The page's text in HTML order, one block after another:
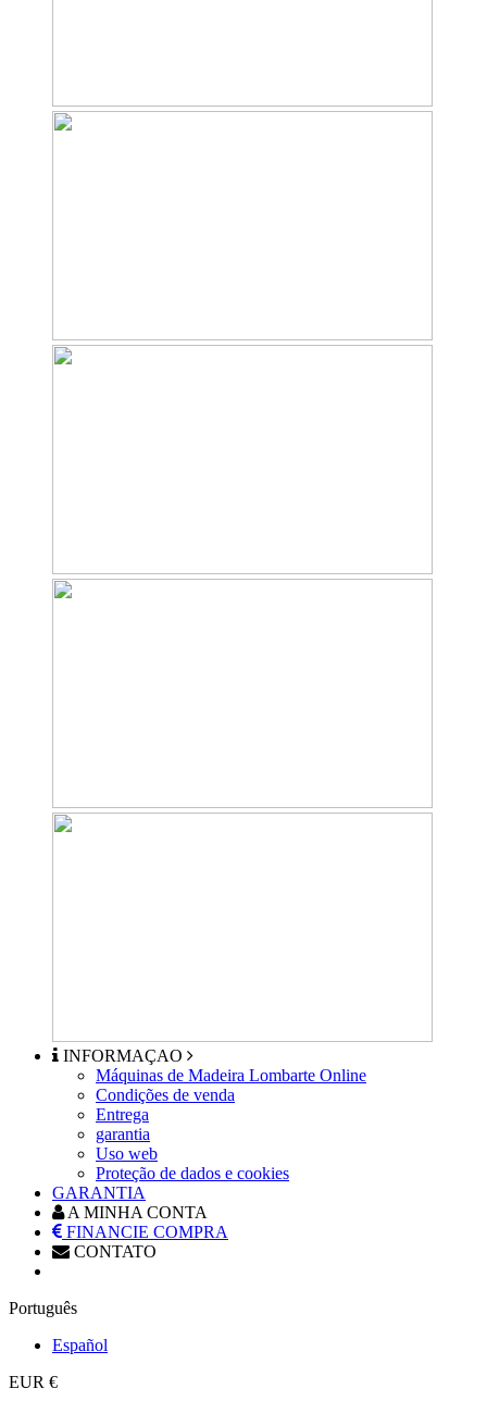
INFORMAÇAO
Máquinas de Madeira Lombarte Online
Condições de venda
Entrega
garantia
Uso web
Proteção de dados e cookies
GARANTIA
A MINHA CONTA
FINANCIE COMPRA
CONTATO
Português
Español
EUR €